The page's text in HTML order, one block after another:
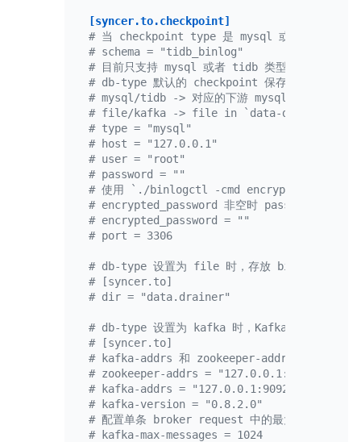
[syncer.to.checkpoint]
# 当 checkpoint type 是 mysql 或 tidb 时可以
# schema = "tidb_binlog"
# 目前只支持 mysql 或者 tidb 类型。可以去掉注
# db-type 默认的 checkpoint 保存方式是:
# mysql/tidb -> 对应的下游 mysql/tidb
# file/kafka -> file in `data-dir`
# type = "mysql"
# host = "127.0.0.1"
# user = "root"
# password = ""
# 使用 `./binlogctl -cmd encrypt -text
# encrypted_password 非空时 password 会被忽
# encrypted_password = ""
# port = 3306
# db-type 设置为 file 时，存放 binlog 文件的
# [syncer.to]
# dir = "data.drainer"
# db-type 设置为 kafka 时，Kafka 相关配置
# [syncer.to]
# kafka-addrs 和 zookeeper-addrs 只需要一个
# zookeeper-addrs = "127.0.0.1:2181"
# kafka-addrs = "127.0.0.1:9092"
# kafka-version = "0.8.2.0"
# 配置单条 broker request 中的最大 message
# kafka-max-messages = 1024